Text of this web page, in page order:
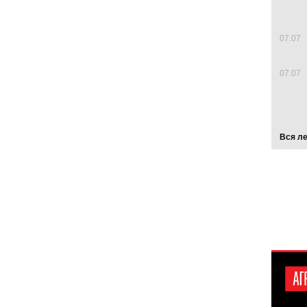
07.07
07.07
Вся